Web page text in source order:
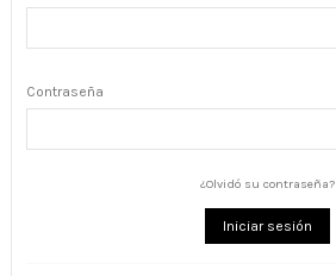
Contraseña
¿Olvidó su contraseña?
Iniciar sesión